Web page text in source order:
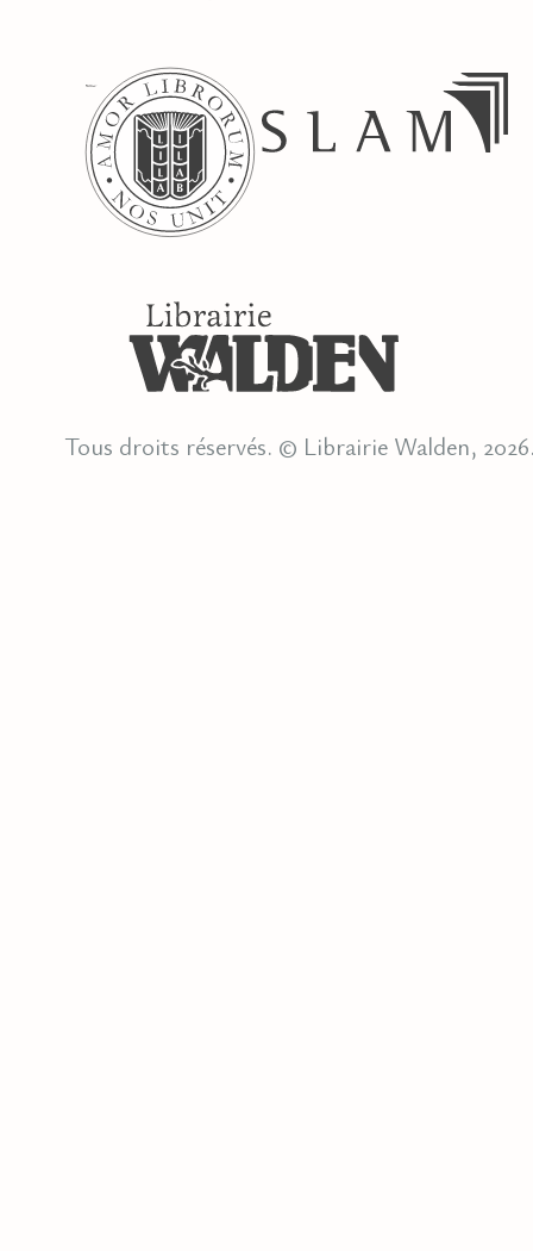
Tous droits réservés. © Librairie Walden,